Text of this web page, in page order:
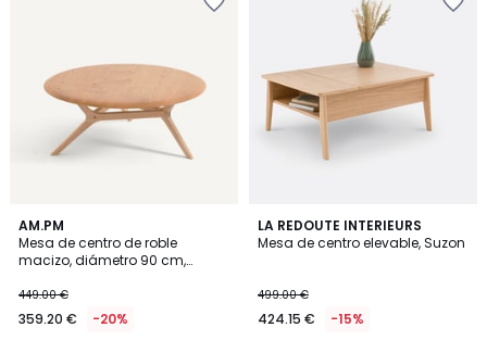
AM.PM
Mesa de centro de roble
macizo, diámetro 90 cm,
449.00 €
359.20 € -20%
LA REDOUTE INTERIEURS
Mesa de centro elevable, Suzon
499.00 €
424.15 € -15%
4
/